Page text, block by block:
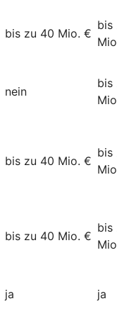
bis zu 40 Mio. €
bis
nein
bis
bis zu 40 Mio. €
bis
bis zu 40 Mio. €
bis
ja ja